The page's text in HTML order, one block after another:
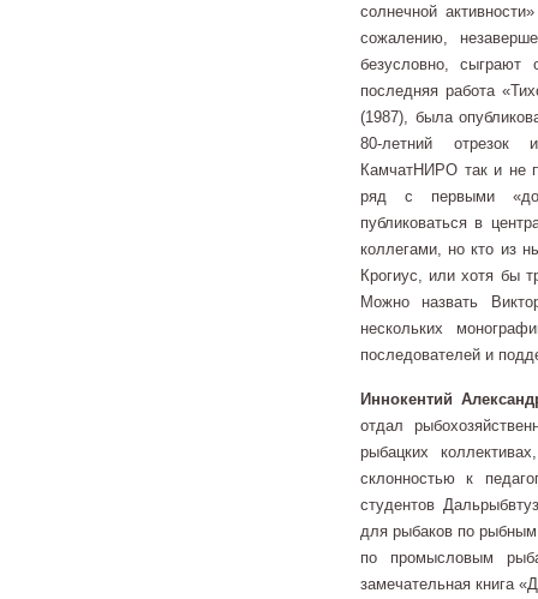
солнечной
сожалению,
безусловно,
последняя работа
(1987), была
80-летний отрезок
КамчатНИРО так и не
ряд с первыми
публиковаться в
коллегами, но кто из
Крогиус, или хотя бы
Можно назвать
нескольких
последователей и
Иннокентий
отдал
рыбацких
склонностью к
студентов
для рыбаков по рыбным
по промысловым
замечательная книга